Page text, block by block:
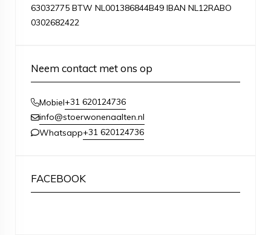
63032775 BTW NL001386844B49 IBAN NL12RABO
0302682422
Neem contact met ons op
Mobiel+31 620124736
info@stoerwonenaalten.nl
Whatsapp+31 620124736
FACEBOOK